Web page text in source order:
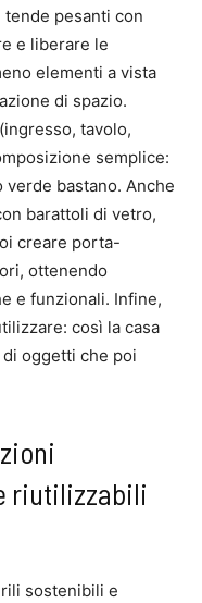
pesanti con
e liberare le
elementi a vista
di spazio.
tavolo,
semplice:
verde bastano. Anche
barattoli di vetro,
creare porta-
ottenendo
e funzionali. Infine,
così la casa
oggetti che poi
riutilizzabili
sostenibili e